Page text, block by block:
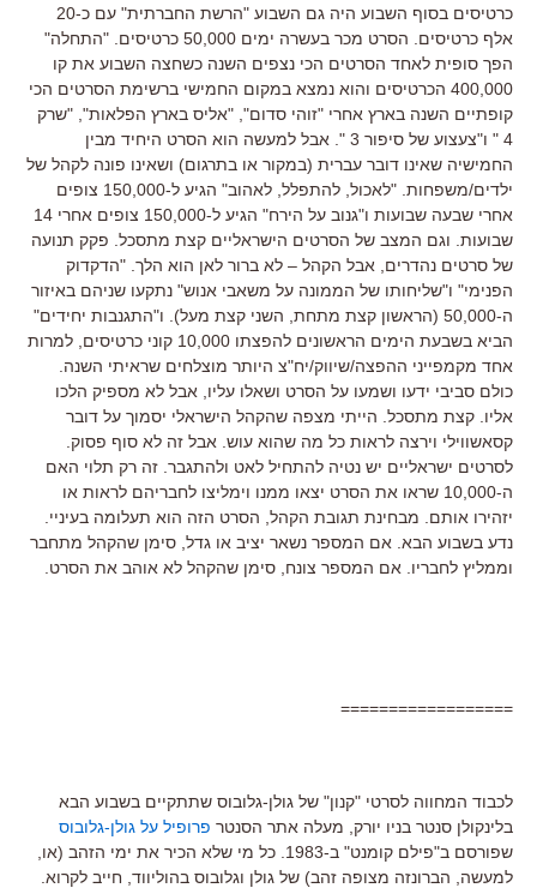
כרטיסים בסוף השבוע היה גם השבוע "הרשת החברתית" עם כ-20
אלף כרטיסים. הסרט מכר בעשרה ימים 50,000 כרטיסים. "התחלה"
הפך סופית לאחד הסרטים הכי נצפים השנה כשחצה השבוע את קו
400,000 הכרטיסים והוא נמצא במקום החמישי ברשימת הסרטים הכי
קופתיים השנה בארץ אחרי "זוהי סדום", "אליס בארץ הפלאות", "שרק
4 " ו"צעצוע של סיפור 3 ". אבל למעשה הוא הסרט היחיד מבין
החמישיה שאינו דובר עברית (במקור או בתרגום) ושאינו פונה לקהל של
ילדים/משפחות. "לאכול, להתפלל, לאהוב" הגיע ל-150,000 צופים
אחרי שבעה שבועות ו"גנוב על הירח" הגיע ל-150,000 צופים אחרי 14
שבועות. וגם המצב של הסרטים הישראליים קצת מתסכל. פקק תנועה
של סרטים נהדרים, אבל הקהל – לא ברור לאן הוא הלך. "הדקדוק
הפנימי" ו"שליחותו של הממונה על משאבי אנוש" נתקעו שניהם באיזור
ה-50,000 (הראשון קצת מתחת, השני קצת מעל). ו"התגנבות יחידים"
הביא בשבעת הימים הראשונים להפצתו 10,000 קוני כרטיסים, למרות
אחד מקמפייני ההפצה/שיווק/יח"צ היותר מוצלחים שראיתי השנה.
כולם סביבי ידעו ושמעו על הסרט ושאלו עליו, אבל לא מספיק הלכו
אליו. קצת מתסכל. הייתי מצפה שהקהל הישראלי יסמוך על דובר
קסאשווילי וירצה לראות כל מה שהוא עוש. אבל זה לא סוף פסוק.
לסרטים ישראליים יש נטיה להתחיל לאט ולהתגבר. זה רק תלוי האם
ה-10,000 שראו את הסרט יצאו ממנו וימליצו לחבריהם לראות או
יזהירו אותם. מבחינת תגובת הקהל, הסרט הזה הוא תעלומה בעיניי.
נדע בשבוע הבא. אם המספר נשאר יציב או גדל, סימן שהקהל מתחבר
וממליץ לחבריו. אם המספר צונח, סימן שהקהל לא אוהב את הסרט.
==================
לכבוד המחווה לסרטי "קנון" של גולן-גלובוס שתתקיים בשבוע הבא
בלינקולן סנטר בניו יורק, מעלה אתר הסנטר פרופיל על גולן-גלובוס
שפורסם ב"פילם קומנט" ב-1983. כל מי שלא הכיר את ימי הזהב (או,
למעשה, הברונזה מצופה זהב) של גולן וגלובוס בהוליווד, חייב לקרוא.